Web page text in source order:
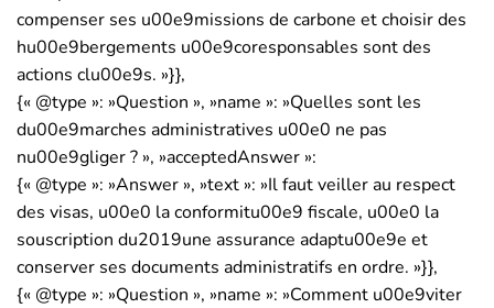
compenser ses u00e9missions de carbone et choisir des
hu00e9bergements u00e9coresponsables sont des
actions clu00e9s. »}},
{« @type »: »Question », »name »: »Quelles sont les
du00e9marches administratives u00e0 ne pas
nu00e9gliger ? », »acceptedAnswer »:
{« @type »: »Answer », »text »: »Il faut veiller au respect
des visas, u00e0 la conformitu00e9 fiscale, u00e0 la
souscription du2019une assurance adaptu00e9e et
conserver ses documents administratifs en ordre. »}},
{« @type »: »Question », »name »: »Comment u00e9viter